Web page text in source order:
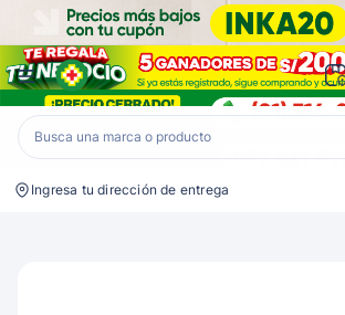
Inkafarma
Ingresa tu dirección de entrega